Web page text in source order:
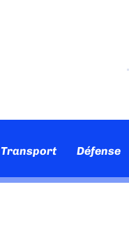
Transport Défense